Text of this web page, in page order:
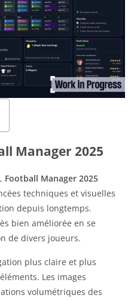
Manager 2025
Football Manager 2025
techniques et visuelles
depuis longtemps.
bien améliorée en se
de divers joueurs.
plus claire et plus
Les images
volumétriques des